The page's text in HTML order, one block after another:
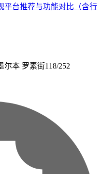
平台推荐与功能对比（含行
本 罗素街118/252